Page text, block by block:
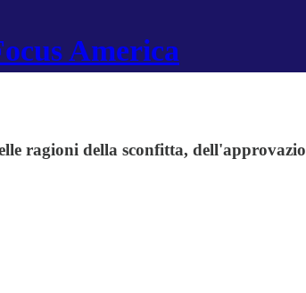
America
ragioni della sconfitta,